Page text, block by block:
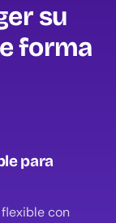
su
forma
para
con